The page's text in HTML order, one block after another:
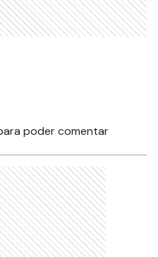
poder comentar